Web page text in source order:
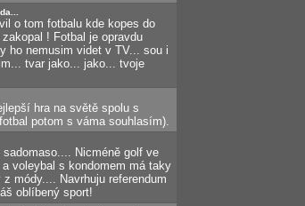
o tom fotbalu kde kopes do
! Fotbal je opravdu
ho nemusim videt v TV... sou i
tvar jako... jako... tvoje
hra na světě spolu s
potom s váma souhlasím).
Nicméně golf ve
voleybal s kondomem má taky
módy.... Navrhuju referendum
oblíbený sport!